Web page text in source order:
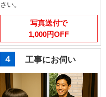
さい。
写真送付で
1,000円OFF
４ 工事にお伺い